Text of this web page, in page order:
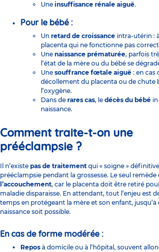
Une insuffisance rénale aiguë.
Pour le bébé :
Un retard de croissance intra-utérin :
placenta qui ne fonctionne pas
Une naissance prématurée, parfois
l’état de la mère ou du bébé se
Une souffrance fœtale aiguë : en cas
décollement du placenta ou de chute
l’oxygène.
Dans de rares cas, le décès du bébé
naissance.
Comment traite-t-on une
prééclampsie ?
Il n’existe pas de traitement qui « soigne »
prééclampsie pendant la grossesse. Le seul remède
l’accouchement, car le placenta doit être retiré
maladie disparaisse. En attendant, tout l’enjeu est
temps en protégeant la mère et son enfant, jusqu’à
naissance soit possible.
En cas de forme modérée :
Repos à domicile ou à l’hôpital, souvent